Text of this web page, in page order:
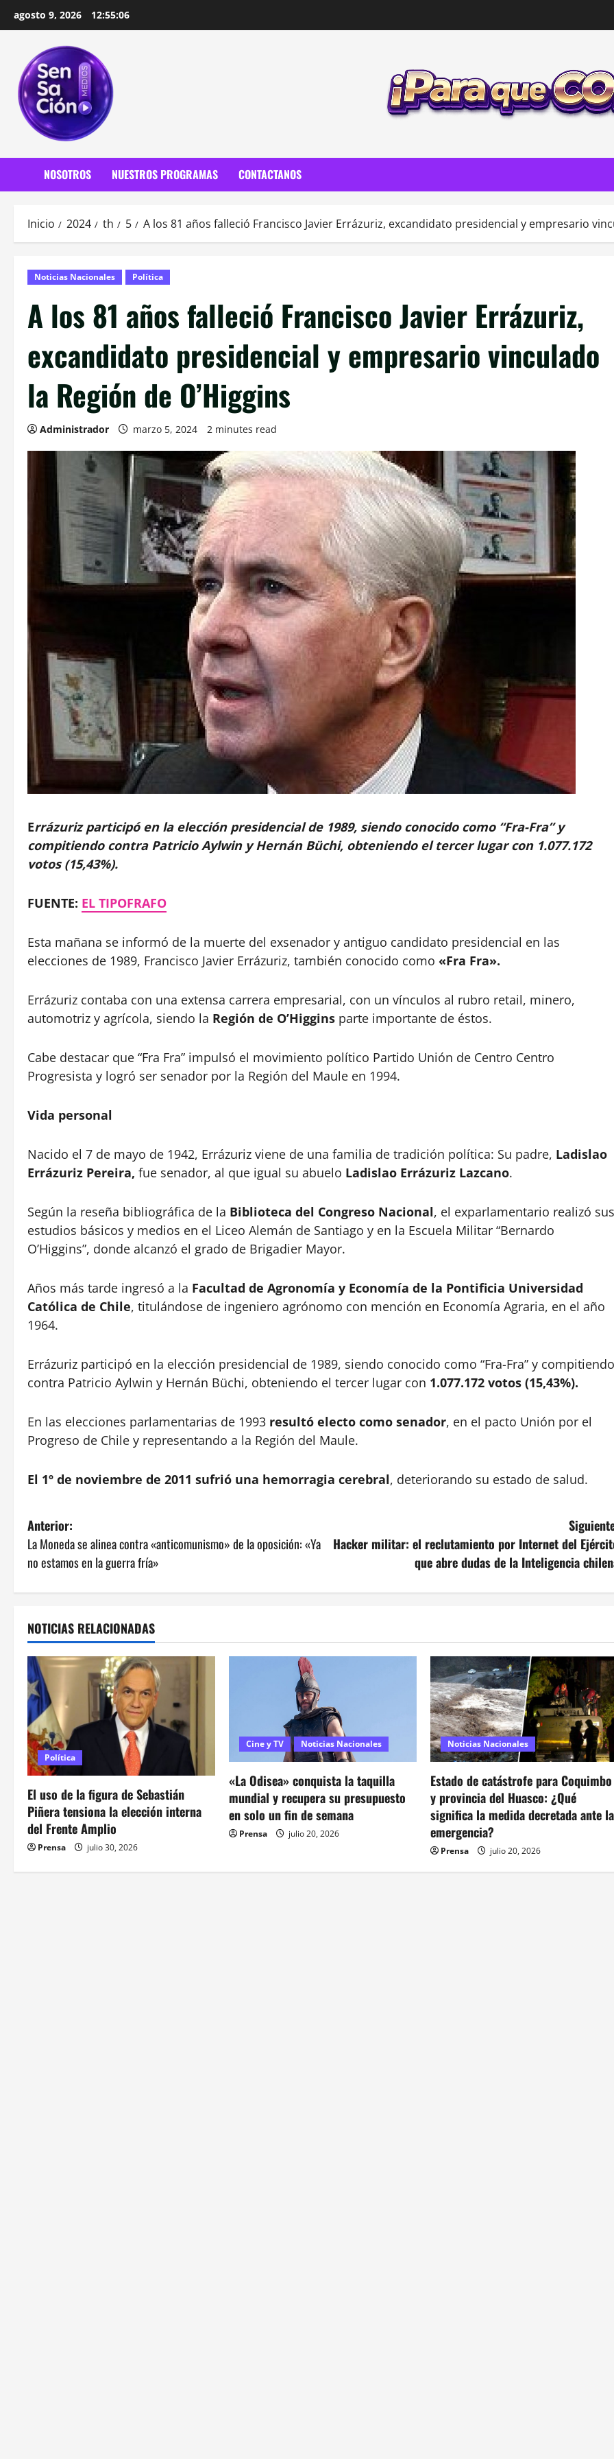
agosto 9, 2026 12:55:08
NOSOTROS NUESTROS PROGRAMAS CONTACTANOS
Inicio 2024 th 5 A los 81 años falleció Francisco Javier Errázuriz, excandidato presidencial y empresario
Noticias Nacionales Política
A los 81 años falleció Francisco Javier Errázuriz,
excandidato presidencial y empresario vinculado
la Región de O’Higgins
Administrador marzo 5, 2024 2 minutes read
Errázuriz participó en la elección presidencial de 1989, siendo conocido como “Fra-Fra” y
compitiendo contra Patricio Aylwin y Hernán Büchi, obteniendo el tercer lugar con 1.077.172
votos (15,43%).
FUENTE: EL TIPOFRAFO
Esta mañana se informó de la muerte del exsenador y antiguo candidato presidencial en las
elecciones de 1989, Francisco Javier Errázuriz, también conocido como «Fra Fra».
Errázuriz contaba con una extensa carrera empresarial, con un vínculos al rubro retail, minero,
automotriz y agrícola, siendo la Región de O’Higgins parte importante de éstos.
Cabe destacar que “Fra Fra” impulsó el movimiento político Partido Unión de Centro Centro
Progresista y logró ser senador por la Región del Maule en 1994.
Vida personal
Nacido el 7 de mayo de 1942, Errázuriz viene de una familia de tradición política: Su padre, Ladislao
Errázuriz Pereira, fue senador, al que igual su abuelo Ladislao Errázuriz Lazcano.
Según la reseña bibliográfica de la Biblioteca del Congreso Nacional, el exparlamentario realizó sus
estudios básicos y medios en el Liceo Alemán de Santiago y en la Escuela Militar “Bernardo
O’Higgins”, donde alcanzó el grado de Brigadier Mayor.
Años más tarde ingresó a la Facultad de Agronomía y Economía de la Pontificia Universidad
Católica de Chile, titulándose de ingeniero agrónomo con mención en Economía Agraria, en el año
1964.
Errázuriz participó en la elección presidencial de 1989, siendo conocido como “Fra-Fra” y compitiendo
contra Patricio Aylwin y Hernán Büchi, obteniendo el tercer lugar con 1.077.172 votos (15,43%).
En las elecciones parlamentarias de 1993 resultó electo como senador, en el pacto Unión por el
Progreso de Chile y representando a la Región del Maule.
El 1º de noviembre de 2011 sufrió una hemorragia cerebral, deteriorando su estado de salud.
N
a
v
e
g
a
c
i
ó
n
d
e
e
Anterior:
La Moneda se alinea contra «anticomunismo» de la oposición: «Ya
no estamos en la guerra fría»
Hacker militar: el reclutamiento por Internet del
que abre dudas de la Inteligencia
NOTICIAS RELACIONADAS
Política
El uso de la figura de Sebastián
Piñera tensiona la elección interna
del Frente Amplio
Prensa julio 30, 2026
Cine y TV Noticias Nacionales
«La Odisea» conquista la taquilla
mundial y recupera su presupuesto
en solo un fin de semana
Prensa julio 20, 2026
Noticias Nacionales
Estado de catástrofe para Coquimbo
y provincia del Huasco: ¿Qué
significa la medida decretada ante la
emergencia?
Prensa julio 20, 2026